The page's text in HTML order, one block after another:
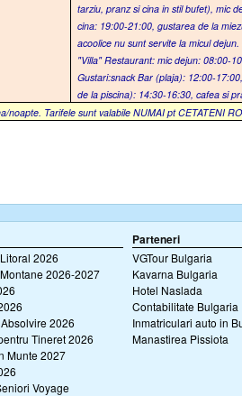
tarziu, pranz si cina in stil bufet), mic
cina: 19:00-21:00, gustarea de la
acoolice nu sunt servite la micul
"Villa" Restaurant: mic dejun: 08:00-
Gustari:snack Bar (plaja): 12:00-
de la piscina): 14:30-16:30, cafea si
noapte. Tarifele sunt valabileNUMAI pt CETATENI
2026
2026-2027
2026
Tineret 2026
Munte 2027
Voyage
Parteneri
VGTour Bulgaria
Kavarna Bulgaria
Hotel Naslada
Contabilitate Bulgaria
Inmatriculari auto in
Manastirea Pissiota